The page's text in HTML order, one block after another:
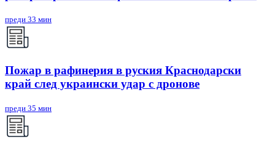
преди 33 мин
Пожар в рафинерия в руския Краснодарски
край след украински удар с дронове
преди 35 мин